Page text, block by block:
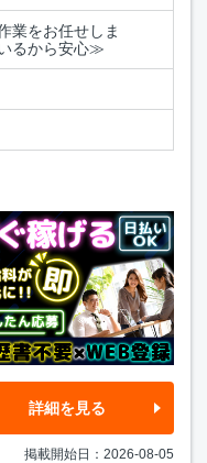
業をお任せしま
るから安心≫
詳細を見る
掲載開始日：2026-08-05